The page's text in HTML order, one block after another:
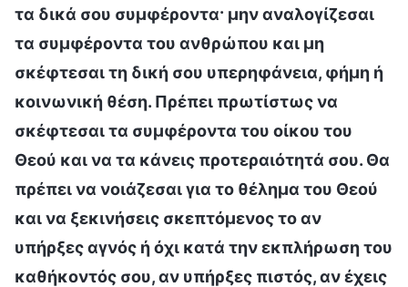
τα δικά σου συμφέροντα· μην αναλογίζεσαι
τα συμφέροντα του ανθρώπου και μη
σκέφτεσαι τη δική σου υπερηφάνεια, φήμη ή
κοινωνική θέση. Πρέπει πρωτίστως να
σκέφτεσαι τα συμφέροντα του οίκου του
Θεού και να τα κάνεις προτεραιότητά σου. Θα
πρέπει να νοιάζεσαι για το θέλημα του Θεού
και να ξεκινήσεις σκεπτόμενος το αν
υπήρξες αγνός ή όχι κατά την εκπλήρωση του
καθήκοντός σου, αν υπήρξες πιστός, αν έχεις